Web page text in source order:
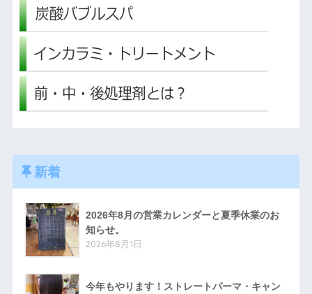
新着
2026年8月の営業カレンダーと夏季休業のお
知らせ。
2026年8月1日
今年もやります！ストレートパーマ・キャン